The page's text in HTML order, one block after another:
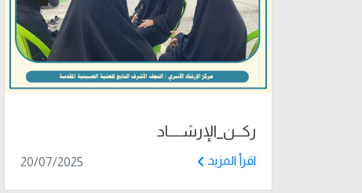
ركــن_الإرشــــاد
اقرأ المزيد 20/07/2025